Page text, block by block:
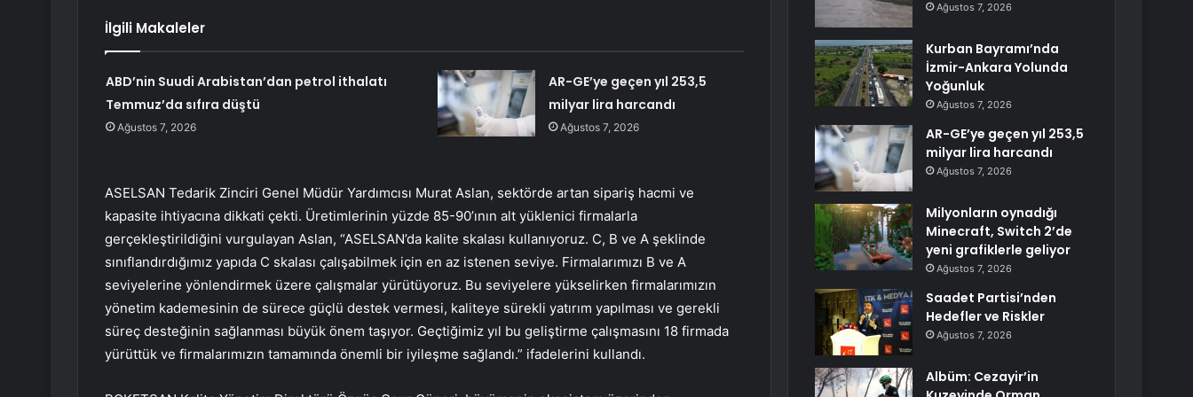
İlgili Makaleler
ABD’nin Suudi Arabistan’dan petrol ithalatı
Temmuz’da sıfıra düştü
Ağustos 7, 2026
AR-GE’ye geçen yıl 253,5
milyar lira harcandı
Ağustos 7, 2026
ASELSAN Tedarik Zinciri Genel Müdür Yardımcısı Murat Aslan, sektörde artan sipariş hacmi ve
kapasite ihtiyacına dikkati çekti. Üretimlerinin yüzde 85-90’ının alt yüklenici firmalarla
gerçekleştirildiğini vurgulayan Aslan, “ASELSAN’da kalite skalası kullanıyoruz. C, B ve A şeklinde
sınıflandırdığımız yapıda C skalası çalışabilmek için en az istenen seviye. Firmalarımızı B ve A
seviyelerine yönlendirmek üzere çalışmalar yürütüyoruz. Bu seviyelere yükselirken firmalarımızın
yönetim kademesinin de sürece güçlü destek vermesi, kaliteye sürekli yatırım yapılması ve gerekli
süreç desteğinin sağlanması büyük önem taşıyor. Geçtiğimiz yıl bu geliştirme çalışmasını 18 firmada
yürüttük ve firmalarımızın tamamında önemli bir iyileşme sağlandı.” ifadelerini kullandı.
Ağustos 7, 2026
Kurban Bayramı’nda
İzmir-Ankara Yolunda
Yoğunluk
Ağustos 7, 2026
AR-GE’ye geçen yıl 253,5
milyar lira harcandı
Ağustos 7, 2026
Milyonların oynadığı
Minecraft, Switch 2’de
yeni grafiklerle geliyor
Ağustos 7, 2026
Saadet Partisi’nden
Hedefler ve Riskler
Ağustos 7, 2026
Albüm: Cezayir’in